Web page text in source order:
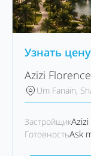
Узнать цену
Azizi Florence
Um Fanain,
ЗастройщикAzizi
ГотовностьAsk